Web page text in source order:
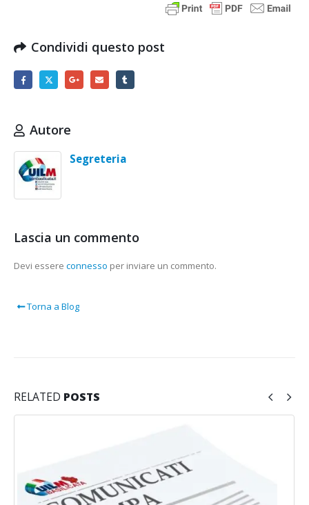
Condividi questo post
Autore
Segreteria
Lascia un commento
Devi essere connesso per inviare un commento.
Torna a Blog
RELATED POSTS